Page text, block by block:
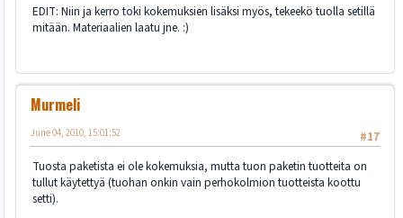
EDIT: Niin ja kerro toki kokemuksien lisäksi myös, tekeekö tuolla setillä
mitään. Materiaalien laatu jne. :)
Murmeli
#17
June 04, 2010, 15:01:52
Tuosta paketista ei ole kokemuksia, mutta tuon paketin tuotteita on
tullut käytettyä (tuohan onkin vain perhokolmion tuotteista koottu
setti).